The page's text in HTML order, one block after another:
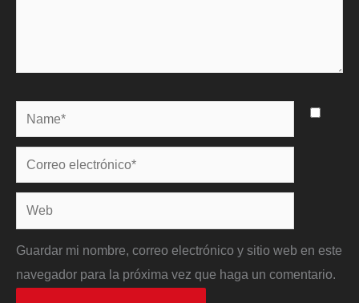
Name*
Correo
electrónico*
Web
Guardar mi nombre, correo electrónico y sitio web en este
navegador para la próxima vez que haga un comentario.